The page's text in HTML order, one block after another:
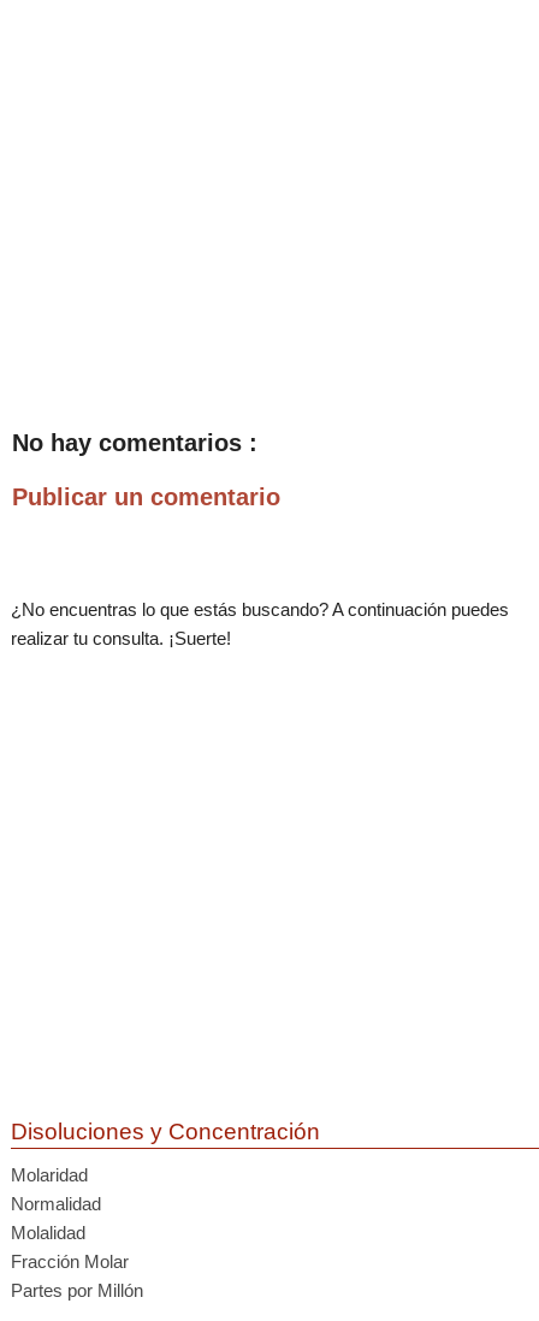
No hay comentarios :
Publicar un comentario
¿No encuentras lo que estás buscando? A continuación puedes
realizar tu consulta. ¡Suerte!
Disoluciones y Concentración
Molaridad
Normalidad
Molalidad
Fracción Molar
Partes por Millón